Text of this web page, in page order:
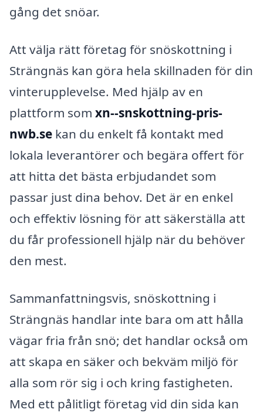
gång det snöar.
Att välja rätt företag för snöskottning i
Strängnäs kan göra hela skillnaden för din
vinterupplevelse. Med hjälp av en
plattform som xn--snskottning-pris-
nwb.se kan du enkelt få kontakt med
lokala leverantörer och begära offert för
att hitta det bästa erbjudandet som
passar just dina behov. Det är en enkel
och effektiv lösning för att säkerställa att
du får professionell hjälp när du behöver
den mest.
Sammanfattningsvis, snöskottning i
Strängnäs handlar inte bara om att hålla
vägar fria från snö; det handlar också om
att skapa en säker och bekväm miljö för
alla som rör sig i och kring fastigheten.
Med ett pålitligt företag vid din sida kan